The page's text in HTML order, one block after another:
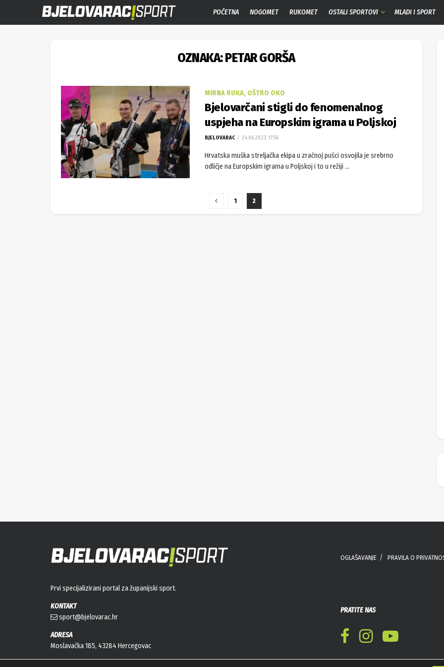
POČETNA NOGOMET RUKOMET OSTALI SPORTOVI MLADI I SPORT
OZNAKA:PETAR GORŠA
MIRNA RUKA, OŠTRO OKO
Bjelovarčani stigli do fenomenalnog
uspjeha na Europskim igrama u Poljskoj
BJELOVARAC 24.06.2023. 17:56
Hrvatska muška streljačka ekipa u zračnoj pušci osvojila je srebrno
odličje na Europskim igrama u Poljskoj i to u režiji ...
1 2
Prvi specijalizirani portal za županijski sport.
KONTAKT
sport@bjelovarac.hr
ADRESA
Moslavačka 185, 43284 Hercegovac
OGLAŠAVANJE PRAVILA O
PRATITE NAS